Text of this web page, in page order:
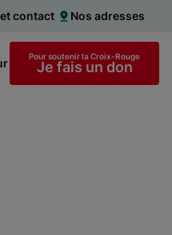
et contact Nos adresses
Pour soutenir la Croix-Rouge
Je fais un don